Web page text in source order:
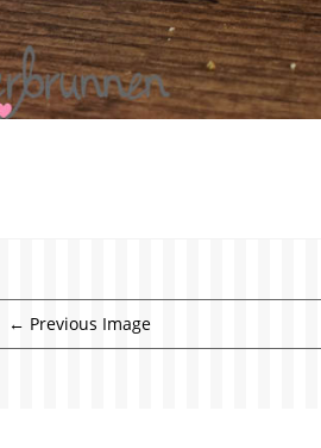
← Previous Image